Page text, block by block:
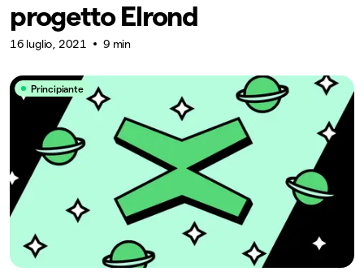
progetto Elrond
16 luglio, 2021 9 min
Principiante